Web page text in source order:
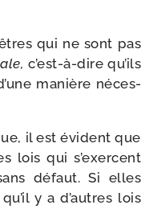
qui ne sont pas
c’est-à-dire qu’ils
manière néces­
il est évident que
lois qui s’exercent
défaut. Si elles
y a d’autres lois